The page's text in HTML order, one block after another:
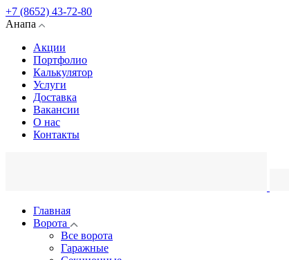
+7 (8652) 43-72-80
Анапа
Акции
Портфолио
Калькулятор
Услуги
Доставка
Вакансии
О нас
Контакты
Главная
Ворота
Все ворота
Гаражные